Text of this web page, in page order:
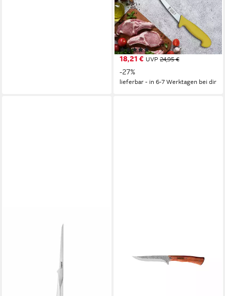
Ausbeinmesser 6 Zoll
Küchenmesser Solingen
gebogen Metzgermesser
Fleischmesser
(4)
18,21 € UVP 24,95 €
-27%
lieferbar - in 6-7 Werktagen bei dir